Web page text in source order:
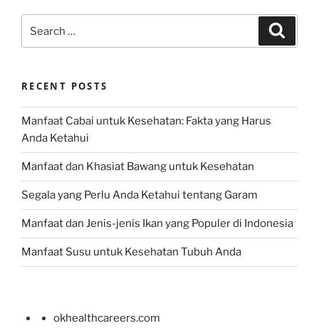
for:
RECENT POSTS
Manfaat Cabai untuk Kesehatan: Fakta yang Harus
Anda Ketahui
Manfaat dan Khasiat Bawang untuk Kesehatan
Segala yang Perlu Anda Ketahui tentang Garam
Manfaat dan Jenis-jenis Ikan yang Populer di Indonesia
Manfaat Susu untuk Kesehatan Tubuh Anda
okhealthcareers.com